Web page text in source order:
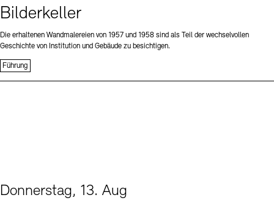
Bilderkeller
Die erhaltenen Wandmalereien von 1957 und 1958 sind als Teil der wechselvollen
Geschichte von Institution und Gebäude zu besichtigen.
Führung
Donnerstag, 13. Aug